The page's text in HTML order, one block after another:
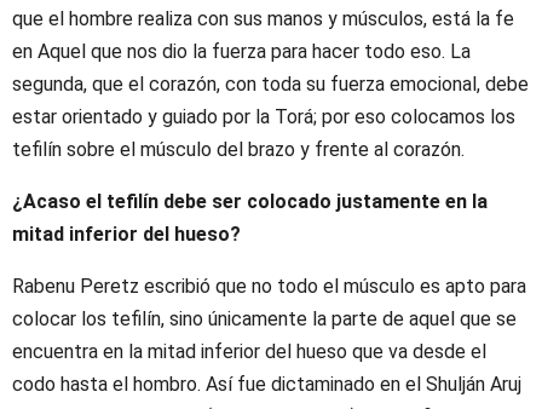
que el hombre realiza con sus manos y músculos, está la fe
en Aquel que nos dio la fuerza para hacer todo eso. La
segunda, que el corazón, con toda su fuerza emocional, debe
estar orientado y guiado por la Torá; por eso colocamos los
tefilín sobre el músculo del brazo y frente al corazón.
¿Acaso el tefilín debe ser colocado justamente en la
mitad inferior del hueso?
Rabenu Peretz escribió que no todo el músculo es apto para
colocar los tefilín, sino únicamente la parte de aquel que se
encuentra en la mitad inferior del hueso que va desde el
codo hasta el hombro. Así fue dictaminado en el Shulján Aruj